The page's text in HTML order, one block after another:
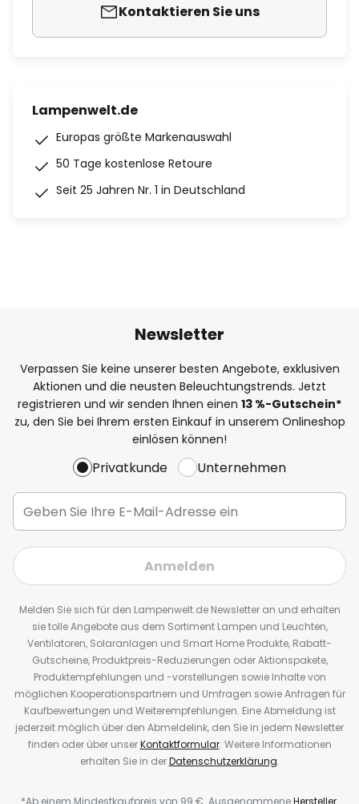
Kontaktieren Sie uns
Lampenwelt.de
Europas größte Markenauswahl
50 Tage kostenlose Retoure
Seit 25 Jahren Nr. 1 in Deutschland
Newsletter
Verpassen Sie keine unserer besten Angebote, exklusiven
Aktionen und die neusten Beleuchtungstrends. Jetzt
registrieren und wir senden Ihnen einen 13 %-Gutschein*
zu, den Sie bei Ihrem ersten Einkauf in unserem Onlineshop
einlösen können!
Privatkunde Unternehmen
Anmelden
Melden Sie sich für den Lampenwelt.de Newsletter an und erhalten
sie tolle Angebote aus dem Sortiment Lampen und Leuchten,
Ventilatoren, Solaranlagen und Smart Home Produkte, Rabatt-
Gutscheine, Produktpreis-Reduzierungen oder Aktionspakete,
Produktempfehlungen und -vorstellungen sowie Inhalte von
möglichen Kooperationspartnern und Umfragen sowie Anfragen für
Kaufbewertungen und Weiterempfehlungen. Eine Abmeldung ist
jederzeit möglich über den Abmeldelink, den Sie in jedem Newsletter
finden oder über unserKontaktformular. Weitere Informationen
erhalten Sie in derDatenschutzerklärung.
*Ab einem Mindestkaufpreis von 99 €. AusgenommeneHersteller.